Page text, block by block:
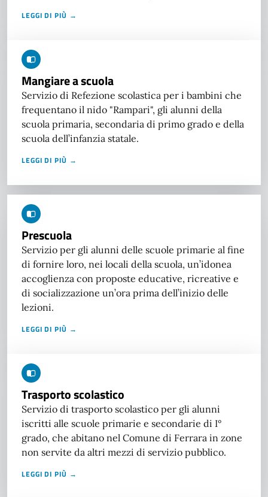
LEGGI DI PIÙ →
Mangiare a scuola
Servizio di Refezione scolastica per i bambini che
frequentano il nido "Rampari", gli alunni della
scuola primaria, secondaria di primo grado e della
scuola dell’infanzia statale.
LEGGI DI PIÙ →
Prescuola
Servizio per gli alunni delle scuole primarie al fine
di fornire loro, nei locali della scuola, un’idonea
accoglienza con proposte educative, ricreative e
di socializzazione un’ora prima dell’inizio delle
lezioni.
LEGGI DI PIÙ →
Trasporto scolastico
Servizio di trasporto scolastico per gli alunni
iscritti alle scuole primarie e secondarie di I°
grado, che abitano nel Comune di Ferrara in zone
non servite da altri mezzi di servizio pubblico.
LEGGI DI PIÙ →